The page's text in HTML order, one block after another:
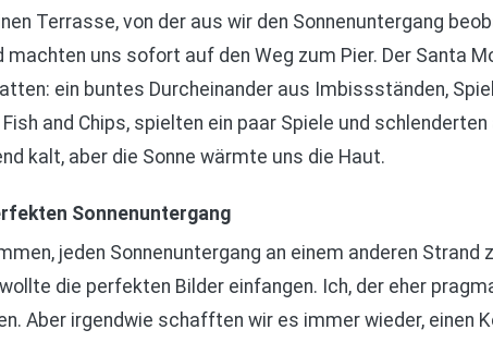
Terrasse, von der aus wir den Sonnenuntergang
machten uns sofort auf den Weg zum Pier. Der Santa
ein buntes Durcheinander aus Imbissständen,
and Chips, spielten ein paar Spiele und
kalt, aber die Sonne wärmte uns die Haut.
Sonnenuntergang
jeden Sonnenuntergang an einem anderen Strand
die perfekten Bilder einfangen. Ich, der eher
Aber irgendwie schafften wir es immer wieder, einen